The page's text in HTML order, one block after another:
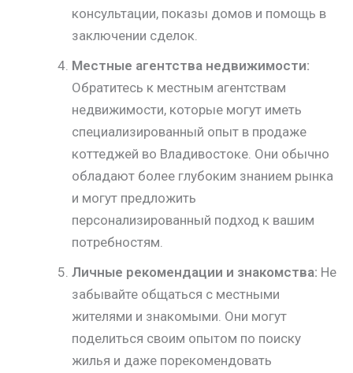
консультации, показы домов и помощь в
заключении сделок.
Местные агентства недвижимости:
Обратитесь к местным агентствам
недвижимости, которые могут иметь
специализированный опыт в продаже
коттеджей во Владивостоке. Они обычно
обладают более глубоким знанием рынка
и могут предложить
персонализированный подход к вашим
потребностям.
Личные рекомендации и знакомства: Не
забывайте общаться с местными
жителями и знакомыми. Они могут
поделиться своим опытом по поиску
жилья и даже порекомендовать